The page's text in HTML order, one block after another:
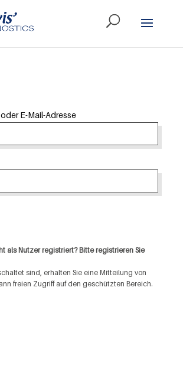
E-Mail-Adresse
als Nutzer registriert? Bitte registrieren Sie
sind, erhalten Sie eine Mitteilung von
freien Zugriff auf den geschützten Bereich.